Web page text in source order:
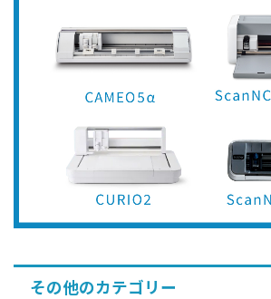
その他のカテゴリー